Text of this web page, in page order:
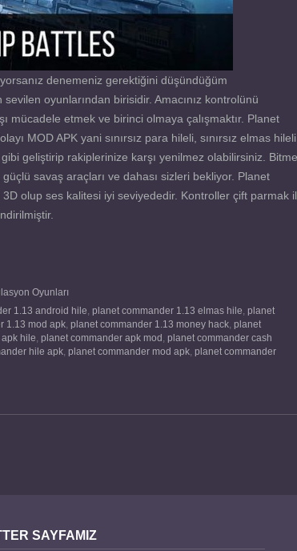
denemeniz gerektiğini düşündüğüm
oyunlarından birisidir. Amacınız kontrolünü
mücadele etmek ve birinci olmaya çalışmaktır. Planet
MOD APK yani sınırsız para hileli, sınırsız elmas hileli
geliştirip rakiplerinize karşı yenilmez olabilirsiniz.
savaş araçları ve dahası sizleri bekliyor. Planet
olup ses kalitesi iyi seviyededir. Kontroller çift parmak
Oyunları
1.13 android hile, planet commander 1.13 elmas hile, planet
1.13 mod apk, planet commander 1.13 money hack, planet
hile, planet commander apk mod , planet commander cash
hile apk, planet commander mod apk, planet commander
SAYFAMIZ